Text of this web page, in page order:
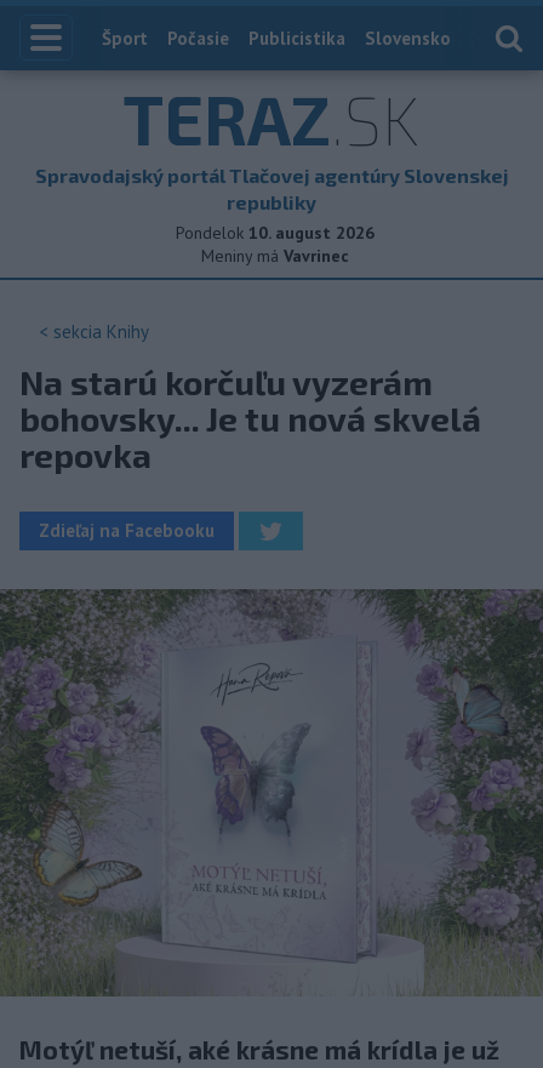
Index
Šport Počasie Publicistika Slovensko
TERAZ.SK
Spravodajský portál Tlačovej agentúry Slovenskej
republiky
Pondelok 10. august 2026
Meniny má Vavrinec
< sekcia Knihy
Na starú korčuľu vyzerám
bohovsky... Je tu nová skvelá
repovka
Zdieľaj na Facebooku
Motýľ netuší, aké krásne má krídla je už